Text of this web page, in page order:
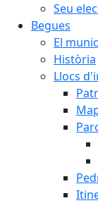
Seu
Begues
El
Història
Llocs